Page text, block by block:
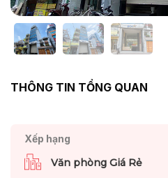
THÔNG TIN TỔNG QUAN
Xếp hạng
Văn phòng Giá Rẻ